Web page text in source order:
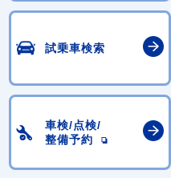
試乗車検索
車検/点検/
整備予約